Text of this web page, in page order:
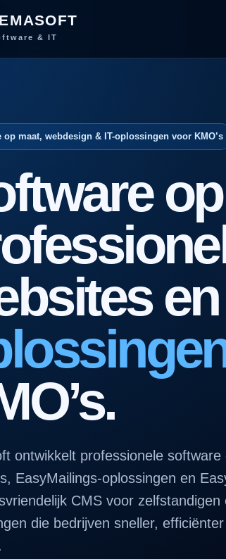
& IT
op maat, webdesign & IT-oplossingen voor KMO’s
en
ontwikkelt professionele
EasyMailings-oplossingen en
CMS voor zelfstandigen
die bedrijven sneller,